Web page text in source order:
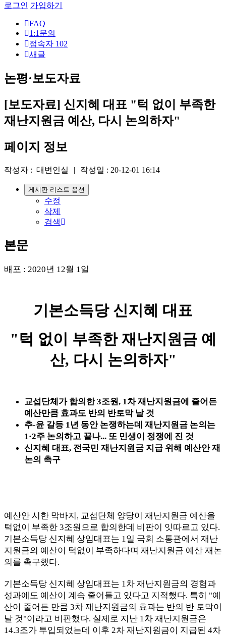
로그인 가입하기
FAQ
1:1문의
접속자 102
새글
논평·보도자료
[보도자료] 신지혜 대표 "턱 없이 부족한
재난지원금 예산, 다시 논의하자"
페이지 정보
작성자 : 대변인실 | 작성일 : 20-12-01 16:14
게시판 리스트 옵션
수정
삭제
검색
본문
배포 : 2020년 12월 1일
기본소득당 신지혜 대표
"턱 없이 부족한 재난지원금 예
산, 다시 논의하자"
교섭단체가 합의한 3조원, 1차 재난지원금에 줄어든
예산만큼 효과도 반의 반토막 날 것
추-윤 갈등 1년 동안 논쟁하는데 재난지원금 논의는
1·2주 논의하고 끝나... 또 민생이 정쟁에 진 것
신지혜 대표, 전국민 재난지원금 지급 위해 예산안 재
논의 촉구
예산안 시한 막바지, 교섭단체 양당이 재난지원금 예산을
턱없이 부족한 3조원으로 합의한데 비판이 잇따르고 있다.
기본소득당 신지혜 상임대표는 1일 국회 소통관에서 재난
지원금의 예산이 턱없이 부족하다며 재난지원금 예산 재논
의를 촉구했다.
기본소득당 신지혜 상임대표는 1차 재난지원금의 경험과
성과에도 예산이 계속 줄어들고 있다고 지적했다. 특히 "예
산이 줄어든 만큼 3차 재난지원금의 효과는 반의 반 토막이
날 것"이라고 비판했다. 실제로 지난 1차 재난지원금은
14.3조가 투입되었는데 이후 2차 재난지원금이 지급된 4차